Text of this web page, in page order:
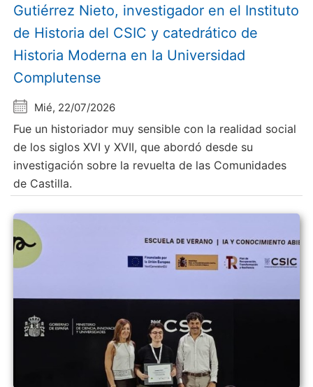
Gutiérrez Nieto, investigador en el Instituto
de Historia del CSIC y catedrático de
Historia Moderna en la Universidad
Complutense
Mié, 22/07/2026
Fue un historiador muy sensible con la realidad social
de los siglos XVI y XVII, que abordó desde su
investigación sobre la revuelta de las Comunidades
de Castilla.